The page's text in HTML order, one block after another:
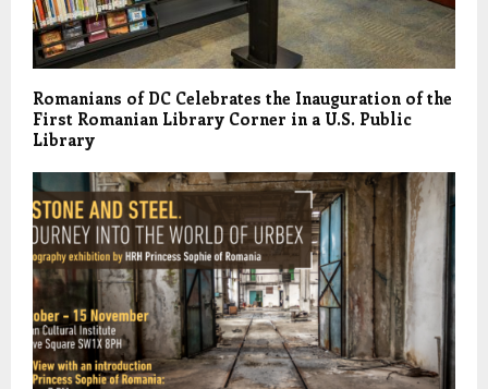
Romanians of DC Celebrates the Inauguration of the
First Romanian Library Corner in a U.S. Public
Library